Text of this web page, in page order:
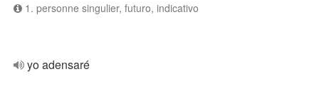
1. personne singulier, futuro, indicativo
yo adensaré